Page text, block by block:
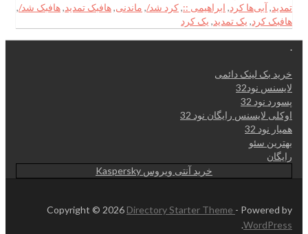
تمدید,آبی‌ها کرد, ابراهیمی ::,کرد شد/, ماندنی,هافبک تمدید,هافبک شد/,
هافبک کرد, یک تمدید, یک کرد
.
خرید بک لینک دائمی
لایسنس نود32
پسورد نود 32
اوکلی لایسنس رایگان نود 32
همیار نود 32
بهترین سئو
رایگان
خرید آنتی ویروس Kaspersky
Copyright © 2026 Directory Starter Theme - Powered by
WordPress
.